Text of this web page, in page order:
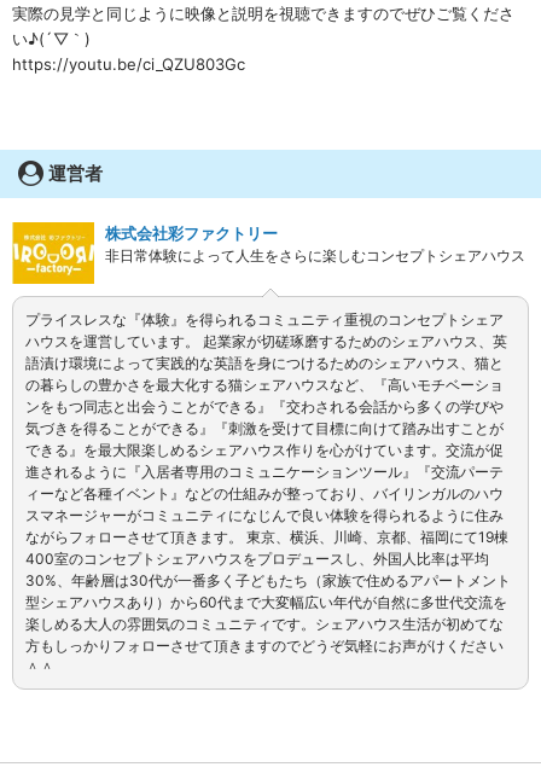
実際の見学と同じように映像と説明を視聴できますのでぜひご覧くださ
い♪(´▽｀)
https://youtu.be/ci_QZU803Gc
運営者
株式会社彩ファクトリー
非日常体験によって人生をさらに楽しむコンセプトシェアハウス
プライスレスな『体験』を得られるコミュニティ重視のコンセプトシェア
ハウスを運営しています。 起業家が切磋琢磨するためのシェアハウス、英
語漬け環境によって実践的な英語を身につけるためのシェアハウス、猫と
の暮らしの豊かさを最大化する猫シェアハウスなど、『高いモチベーショ
ンをもつ同志と出会うことができる』『交わされる会話から多くの学びや
気づきを得ることができる』『刺激を受けて目標に向けて踏み出すことが
できる』を最大限楽しめるシェアハウス作りを心がけています。交流が促
進されるように『入居者専用のコミュニケーションツール』『交流パーテ
ィーなど各種イベント』などの仕組みが整っており、バイリンガルのハウ
スマネージャーがコミュニティになじんで良い体験を得られるように住み
ながらフォローさせて頂きます。 東京、横浜、川崎、京都、福岡にて19棟
400室のコンセプトシェアハウスをプロデュースし、外国人比率は平均
30%、年齢層は30代が一番多く子どもたち（家族で住めるアパートメント
型シェアハウスあり）から60代まで大変幅広い年代が自然に多世代交流を
楽しめる大人の雰囲気のコミュニティです。シェアハウス生活が初めてな
方もしっかりフォローさせて頂きますのでどうぞ気軽にお声がけください
＾＾